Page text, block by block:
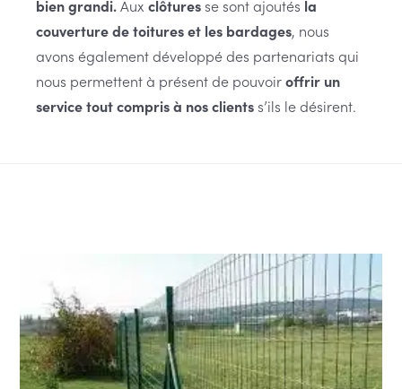
bien grandi.Auxclôtures se sont ajoutés la
couverture de toitures et les bardages, nous
avons également développé des partenariats qui
nous permettent à présent de pouvoiroffrir un
service tout compris à nos clients s’ils le désirent.